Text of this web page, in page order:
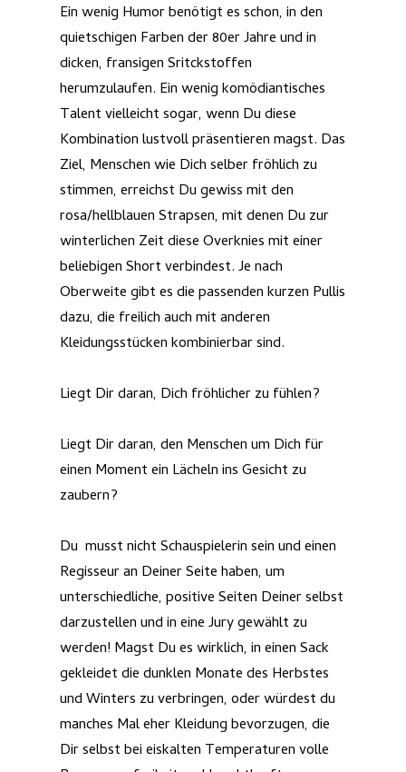
Ein wenig Humor benötigt es schon, in den
quietschigen Farben der 80er Jahre und in
dicken, fransigen Sritckstoffen
herumzulaufen. Ein wenig komödiantisches
Talent vielleicht sogar, wenn Du diese
Kombination lustvoll präsentieren magst. Das
Ziel, Menschen wie Dich selber fröhlich zu
stimmen, erreichst Du gewiss mit den
rosa/hellblauen Strapsen, mit denen Du zur
winterlichen Zeit diese Overknies mit einer
beliebigen Short verbindest. Je nach
Oberweite gibt es die passenden kurzen Pullis
dazu, die freilich auch mit anderen
Kleidungsstücken kombinierbar sind.
Liegt Dir daran, Dich fröhlicher zu fühlen?
Liegt Dir daran, den Menschen um Dich für
einen Moment ein Lächeln ins Gesicht zu
zaubern?
Du musst nicht Schauspielerin sein und einen
Regisseur an Deiner Seite haben, um
unterschiedliche, positive Seiten Deiner selbst
darzustellen und in eine Jury gewählt zu
werden! Magst Du es wirklich, in einen Sack
gekleidet die dunklen Monate des Herbstes
und Winters zu verbringen, oder würdest du
manches Mal eher Kleidung bevorzugen, die
Dir selbst bei eiskalten Temperaturen volle